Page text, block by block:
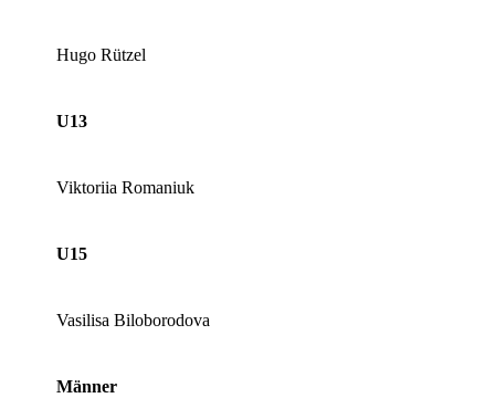
Hugo Rützel
U13
Viktoriia Romaniuk
U15
Vasilisa Biloborodova
Männer